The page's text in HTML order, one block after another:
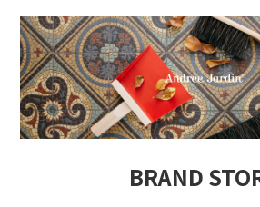
BRAND